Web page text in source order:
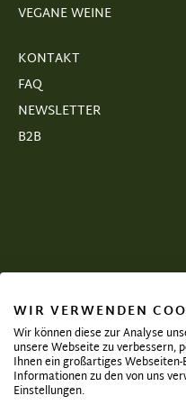
VEGANE WEINE
KONTAKT
FAQ
NEWSLETTER
B2B
Abonnieren und
sichern!
WIR VERWENDEN
Wir können diese zur Analyse
unsere Webseite zu verbessern,
Ihnen ein großartiges
Informationen zu den von uns
Einstellungen.